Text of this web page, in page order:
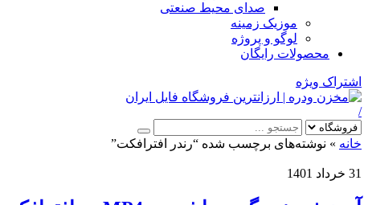
صدای محیط صنعتی
موزیک زمینه
لوگو و پروژه
محصولات رایگان
اشتراک ویژه
/
خانه » نوشته‌های برچسب شده “رندر افترافکت”
31 خرداد 1401